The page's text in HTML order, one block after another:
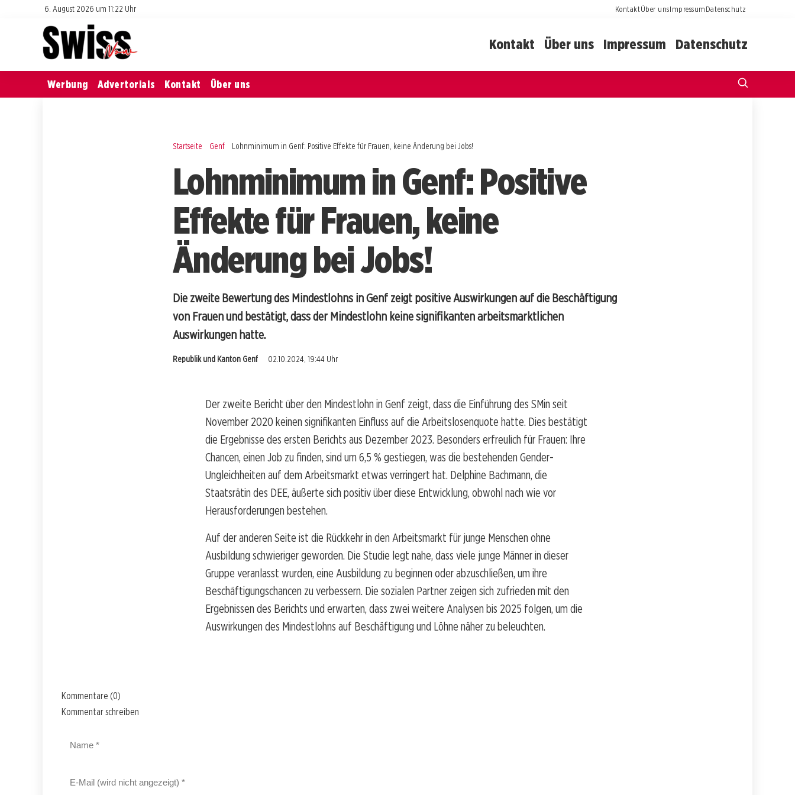
6. August 2026 um 11:22 Uhr KontaktÜber unsImpressumDatenschutz
Kontakt Über uns Impressum Datenschutz
Werbung Advertorials Kontakt Über uns
Startseite Genf Lohnminimum in Genf: Positive Effekte für Frauen, keine Änderung bei Jobs!
Lohnminimum in Genf: Positive
Effekte für Frauen, keine
Änderung bei Jobs!
Die zweite Bewertung des Mindestlohns in Genf zeigt positive Auswirkungen auf die Beschäftigung
von Frauen und bestätigt, dass der Mindestlohn keine signifikanten arbeitsmarktlichen
Auswirkungen hatte.
Republik und Kanton Genf 02.10.2024, 19:44 Uhr
Der zweite Bericht über den Mindestlohn in Genf zeigt, dass die Einführung des SMin seit
November 2020 keinen signifikanten Einfluss auf die Arbeitslosenquote hatte. Dies bestätigt
die Ergebnisse des ersten Berichts aus Dezember 2023. Besonders erfreulich für Frauen: Ihre
Chancen, einen Job zu finden, sind um 6,5 % gestiegen, was die bestehenden Gender-
Ungleichheiten auf dem Arbeitsmarkt etwas verringert hat. Delphine Bachmann, die
Staatsrätin des DEE, äußerte sich positiv über diese Entwicklung, obwohl nach wie vor
Herausforderungen bestehen.
Auf der anderen Seite ist die Rückkehr in den Arbeitsmarkt für junge Menschen ohne
Ausbildung schwieriger geworden. Die Studie legt nahe, dass viele junge Männer in dieser
Gruppe veranlasst wurden, eine Ausbildung zu beginnen oder abzuschließen, um ihre
Beschäftigungschancen zu verbessern. Die sozialen Partner zeigen sich zufrieden mit den
Ergebnissen des Berichts und erwarten, dass zwei weitere Analysen bis 2025 folgen, um die
Auswirkungen des Mindestlohns auf Beschäftigung und Löhne näher zu beleuchten.
Kommentare (0)
Kommentar schreiben